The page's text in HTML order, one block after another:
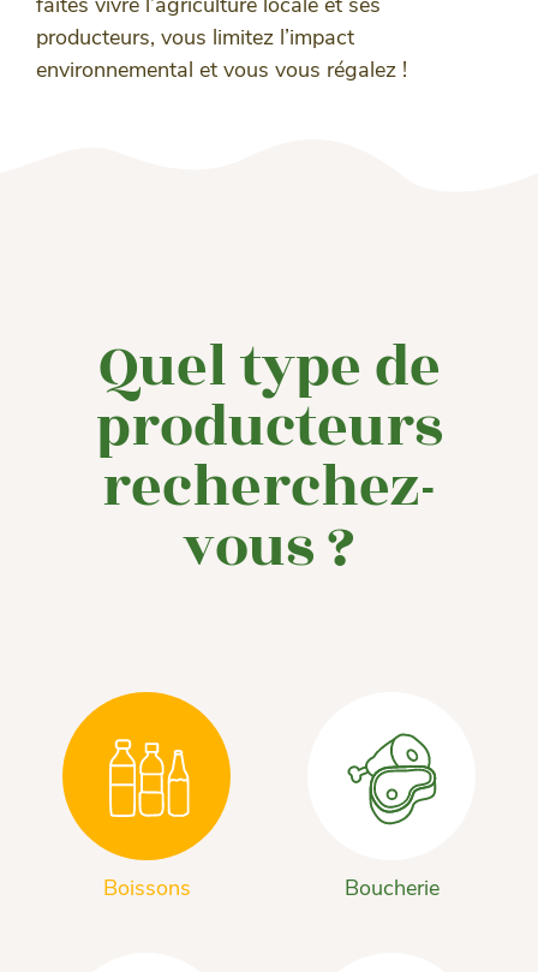
producteurs, vous limitez l’impact
environnemental et vous vous régalez !
Quel type de
producteurs
recherchez-
vous ?
Boissons Boucherie